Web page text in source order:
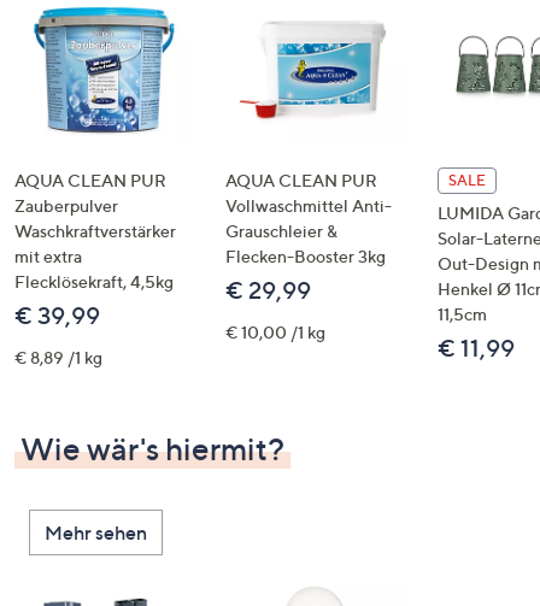
AQUA CLEAN PUR
Zauberpulver
Waschkraftverstärker
mit extra
Flecklösekraft, 4,5kg
€ 39,99
€ 8,89 /1 kg
AQUA CLEAN PUR
Vollwaschmittel Anti-
Grauschleier &
Flecken-Booster 3kg
€ 29,99
€ 10,00 /1 kg
SALE
LUMIDA
Solar-
Out-Design
Henkel Ø
11,5cm
€ 11,99
Wie wär's hiermit?
Mehr sehen